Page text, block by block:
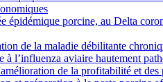
épidémique porcine, au Delta
de la maladie débilitante
à l’influenza aviaire hautement
de la profitabilité et des